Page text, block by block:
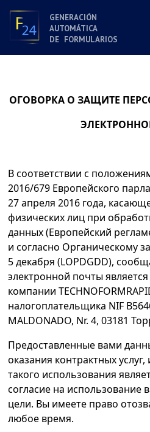
GENERACIÓN
AUTOMÁTICA
DE FORMULARIOS
ОГОВОРКА О ЗАЩИТЕ
В соответствии с
2016/679 Европейского
27 апреля 2016 года,
физических лиц при
данных (Европейский
и согласно Органическому
5 декабря (LOPDGDD),
электронной почты
компании
налогоплательщика NIF
MALDONADO, Nr. 4, 03181
Предоставленные вами
оказания контрактных
такого использования
согласие на использование
цели. Вы имеете право
любое время.